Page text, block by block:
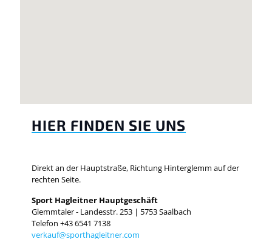
HIER FINDEN SIE UNS
Direkt an der Hauptstraße, Richtung Hinterglemm auf der
rechten Seite.
Sport Hagleitner Hauptgeschäft
Glemmtaler - Landesstr. 253 | 5753 Saalbach
Telefon +43 6541 7138
verkauf@sporthagleitner.com